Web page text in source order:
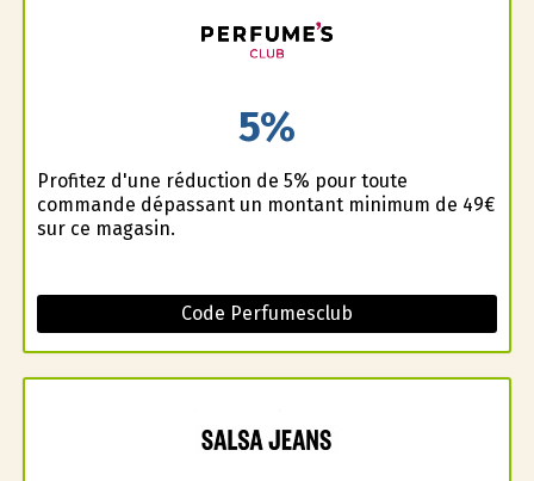
5%
Profitez d'une réduction de 5% pour toute
commande dépassant un montant minimum de 49€
sur ce magasin.
Code Perfumesclub